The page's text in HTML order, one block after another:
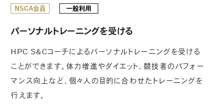
NSCA会員 一般利用
パーソナルトレーニングを受ける
HPC S&Cコーチによるパーソナルトレーニングを受ける
ことができます。体力増進やダイエット、競技者のパフォー
マンス向上など、個々人の目的に合わせたトレーニングを
行えます。